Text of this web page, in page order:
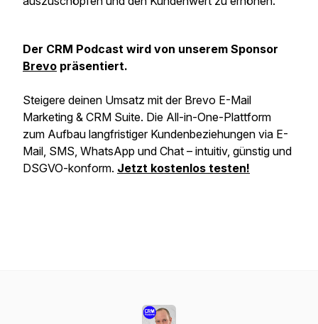
Der CRM Podcast wird von unserem Sponsor
Brevo präsentiert.
Steigere deinen Umsatz mit der Brevo E-Mail
Marketing & CRM Suite. Die All-in-One-Plattform
zum Aufbau langfristiger Kundenbeziehungen via E-
Mail, SMS, WhatsApp und Chat – intuitiv, günstig und
DSGVO-konform. Jetzt kostenlos testen!